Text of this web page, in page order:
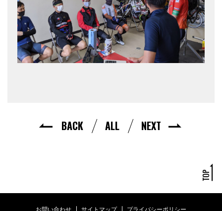
BACK ALL NEXT
お問い合わせ サイトマップ プライバシーポリシー